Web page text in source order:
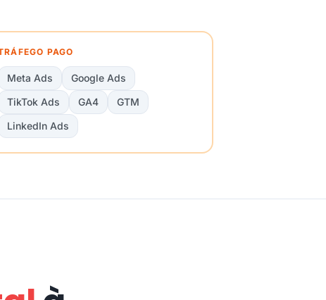
PAGO
Meta Ads
Google Ads
TikTok Ads
GA4
GTM
LinkedIn Ads